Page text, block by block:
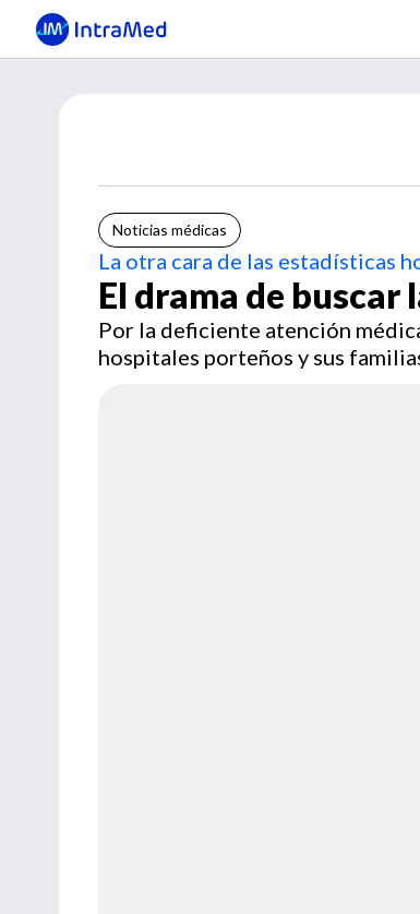
Noticias médicas
La otra cara de las estadísticas
El drama de buscar
Por la deficiente atención
hospitales porteños y sus